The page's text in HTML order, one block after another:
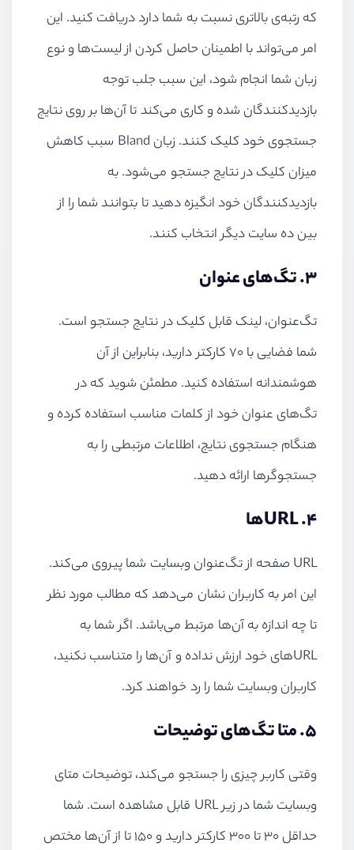
که رتبه‌ی بالاتری نسبت به شما دارد دریافت کنید. این
امر می‌تواند با اطمینان حاصل کردن از لیست‌ها و نوع
زبان شما انجام شود، این سبب جلب توجه
بازدیدکنندگان شده و کاری می‌کند تا آن‌ها بر روی نتایج
جستجوی خود کلیک کنند. زبان Bland سبب کاهش
میزان کلیک در نتایج جستجو می‌شود. به
بازدیدکنندگان خود انگیزه دهید تا بتوانند شما را از
بین ده سایت دیگر انتخاب کنند.
۳. تگ‌های عنوان
تگ‌عنوان، لینک قابل کلیک در نتایج جستجو است.
شما فضایی با ۷۰ کارکتر دارید، بنابراین از آن
هوشمندانه استفاده کنید. مطمئن شوید که در
تگ‌های عنوان خود از کلمات مناسب استفاده کرده و
هنگام جستجوی نتایج، اطلاعات مرتبطی را به
جستجوگرها ارائه دهید.
۴. URLها
URL صفحه از تگ‌عنوان وبسایت شما پیروی می‌کند.
این امر به کاربران نشان می‌دهد که مطالب مورد نظر
تا چه اندازه به آن‌ها مرتبط می‌باشد. اگر شما به
URLهای خود ارزش نداده و آن‌ها را متناسب نکنید،
کاربران وبسایت شما را رد خواهند کرد.
۵. متا تگ‌های توضیحات
وقتی کاربر چیزی را جستجو می‌کند، توضیحات متای
وبسایت شما در زیر URL قابل مشاهده است. شما
حداقل ۳۰ تا ۳۰۰ کارکتر دارید و ۱۵۰ تا از آن‌ها مختص